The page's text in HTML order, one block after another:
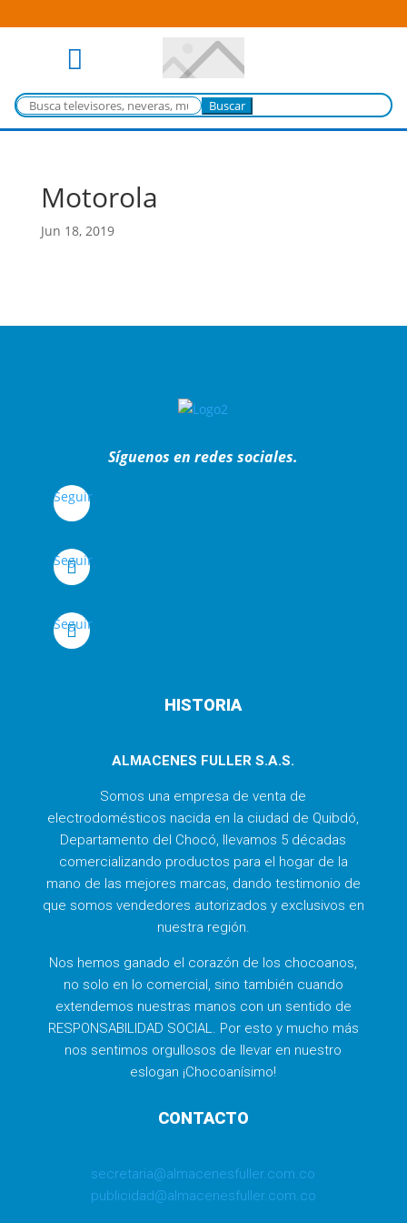

Buscar:
Motorola
Jun 18, 2019
Síguenos en redes sociales.
Seguir
Seguir
Seguir
HISTORIA
ALMACENES FULLER S.A.S.
Somos una empresa de venta de
electrodomésticos nacida en la ciudad de Quibdó,
Departamento del Chocó, llevamos 5 décadas
comercializando productos para el hogar de la
mano de las mejores marcas, dando testimonio de
que somos vendedores autorizados y exclusivos en
nuestra región.
Nos hemos ganado el corazón de los chocoanos,
no solo en lo comercial, sino también cuando
extendemos nuestras manos con un sentido de
RESPONSABILIDAD SOCIAL. Por esto y mucho más
nos sentimos orgullosos de llevar en nuestro
eslogan ¡Chocoanísimo!
CONTACTO
secretaria@almacenesfuller.com.co
publicidad@almacenesfuller.com.co